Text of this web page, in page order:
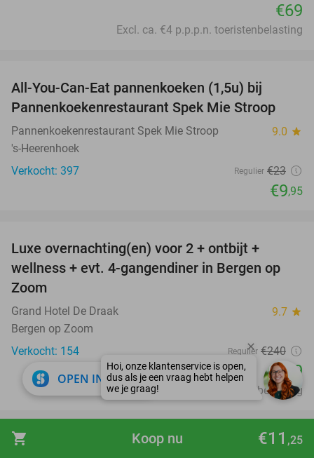
shopping_cart €11 ,25
Koop nu
€69
Excl. ca. €4 p.p.p.n. toeristenbelasting
All-You-Can-Eat pannenkoeken (1,5u) bij
Pannenkoekenrestaurant Spek Mie Stroop
Pannenkoekenrestaurant Spek Mie Stroop 9.0 star
's-Heerenhoek
Verkocht: 397
Regulier €23
€9,95
Luxe overnachting(en) voor 2 + ontbijt +
wellness + evt. 4-gangendiner in Bergen op
Zoom
Grand Hotel De Draak 9.7 star
Bergen op Zoom
Verkocht: 154
Regulier €240
€149
Excl. ca. €3,34 p.p.p.n. toeristenbelasting
Overnachting voor 2 + ontbijt + late check-out
OPEN IN APP close